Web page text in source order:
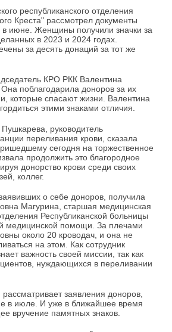
республиканского отделения
Креста" рассмотрел документы
июне. Женщины получили значки за
в 2023 и 2024 годах.
за десять донаций за тот же
КРО РКК Валентина
поблагодарила доноров за их
которые спасают жизни. Валентина
этими знаками отличия.
руководитель
переливания крови, сказала
сегодня на торжественное
продолжить это благородное
донорство крови среди своих
коллег.
о себе доноров, получила
Магурина, старшая медицинская
Республиканской больницы
медицинской помощи. За плечами
около 20 кроводач, и она не
на этом. Как сотрудник
важность своей миссии, так как
нуждающихся в переливании
заявления доноров,
в июле. И уже в ближайшее время
вручение памятных знаков.